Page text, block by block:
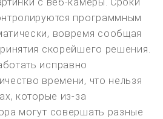
программным
вовремя сообщая
скорейшего решения.
исправно
времени, что нельзя
которые из-за
могут совершать разные